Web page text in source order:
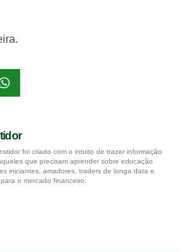
foi criado com o intuito de trazer informação
que precisam aprender sobre educação
iniciantes, amadores, traders de longa data e
o mercado financeiro.